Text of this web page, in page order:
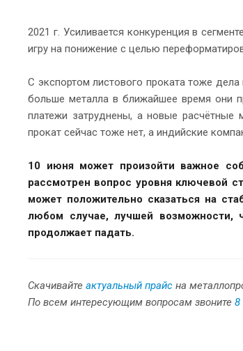
2021 г. Усиливается конкуренция в
игру на понижение с целью
С экспортом листового проката тоже
больше металла в ближайшее время они
платежи затруднены, а новые
прокат сейчас тоже нет, а индийские
10 июня может произойти важное
рассмотрен вопрос уровня ключевой
может положительно сказаться на
любом случае, лучшей возможности,
продолжает падать.
Скачивайте актуальный прайс на
По всем интересующим вопросам звоните 8